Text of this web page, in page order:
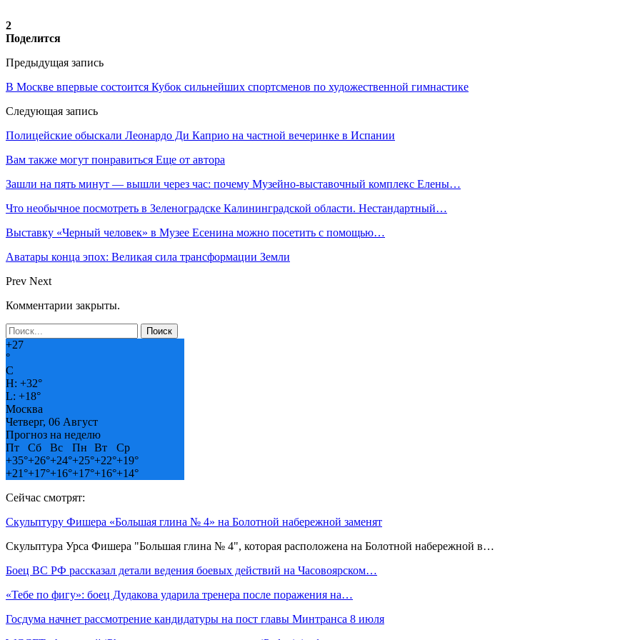
2
Поделится
Предыдущая запись
В Москве впервые состоится Кубок сильнейших спортсменов по художественной гимнастике
Следующая запись
Полицейские обыскали Леонардо Ди Каприо на частной вечеринке в Испании
Вам также могут понравиться Еще от автора
Зашли на пять минут — вышли через час: почему Музейно-выставочный комплекс Елены…
Что необычное посмотреть в Зеленоградске Калининградской области. Нестандартный…
Выставку «Черный человек» в Музее Есенина можно посетить с помощью…
Аватары конца эпох: Великая сила трансформации Земли
Prev Next
Комментарии закрыты.
+27
°
C
H: +32°
L: +18°
Москва
Четверг, 06 Август
Прогноз на неделю
Пт
Сб Вс Пн Вт
Ср
+35°+26°+24°+25°+22°+19°
+21°+17°+16°+17°+16°+14°
Сейчас смотрят:
Скульптуру Фишера «Большая глина № 4» на Болотной набережной заменят
Скульптура Урса Фишера "Большая глина № 4", которая расположена на Болотной набережной в…
Боец ВС РФ рассказал детали ведения боевых действий на Часовоярском…
«Тебе по фигу»: боец Дудакова ударила тренера после поражения на…
Госдума начнет рассмотрение кандидатуры на пост главы Минтранса 8 июля